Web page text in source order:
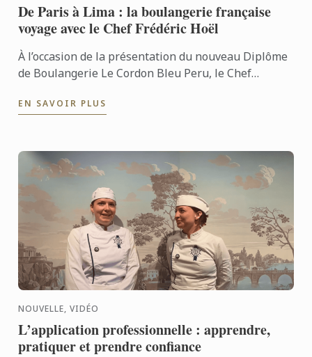
De Paris à Lima : la boulangerie française
voyage avec le Chef Frédéric Hoël
À l’occasion de la présentation du nouveau Diplôme
de Boulangerie Le Cordon Bleu Peru, le Chef
savoir-faire de ...
EN SAVOIR PLUS
NOUVELLE, VIDÉO
L’application professionnelle : apprendre,
pratiquer et prendre confiance